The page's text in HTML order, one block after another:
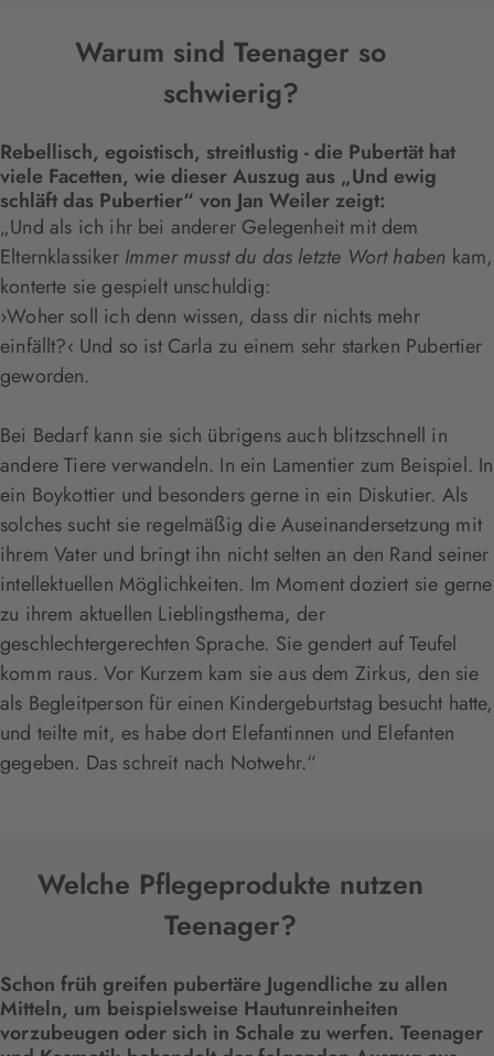
Warum sind Teenager so
schwierig?
Rebellisch, egoistisch, streitlustig - die Pubertät hat
viele Facetten, wie dieser Auszug aus „Und ewig
schläft das Pubertier“ von Jan Weiler zeigt:
„Und als ich ihr bei anderer Gelegenheit mit dem
Elternklassiker Immer musst du das letzte Wort haben kam,
konterte sie gespielt unschuldig:
›Woher soll ich denn wissen, dass dir nichts mehr
einfällt?‹ Und so ist Carla zu einem sehr starken Pubertier
geworden.
Bei Bedarf kann sie sich übrigens auch blitzschnell in
andere Tiere verwandeln. In ein Lamentier zum Beispiel. In
ein Boykottier und besonders gerne in ein Diskutier. Als
solches sucht sie regelmäßig die Auseinandersetzung mit
ihrem Vater und bringt ihn nicht selten an den Rand seiner
intellektuellen Möglichkeiten. Im Moment doziert sie gerne
zu ihrem aktuellen Lieblingsthema, der
geschlechtergerechten Sprache. Sie gendert auf Teufel
komm raus. Vor Kurzem kam sie aus dem Zirkus, den sie
als Begleitperson für einen Kindergeburtstag besucht hatte,
und teilte mit, es habe dort Elefantinnen und Elefanten
gegeben. Das schreit nach Notwehr.“
Welche Pflegeprodukte nutzen
Teenager?
Schon früh greifen pubertäre Jugendliche zu allen
Mitteln, um beispielsweise Hautunreinheiten
vorzubeugen oder sich in Schale zu werfen. Teenager